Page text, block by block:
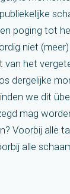
poging tot
niet
van het
dergelijke
we dit
mag
Voorbij alle
alle